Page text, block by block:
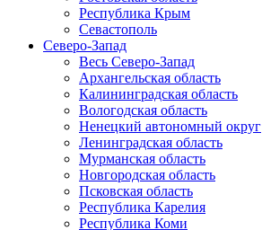
Республика Крым
Севастополь
Северо-Запад
Весь Северо-Запад
Архангельская область
Калининградская область
Вологодская область
Ненецкий автономный округ
Ленинградская область
Мурманская область
Новгородская область
Псковская область
Республика Карелия
Республика Коми